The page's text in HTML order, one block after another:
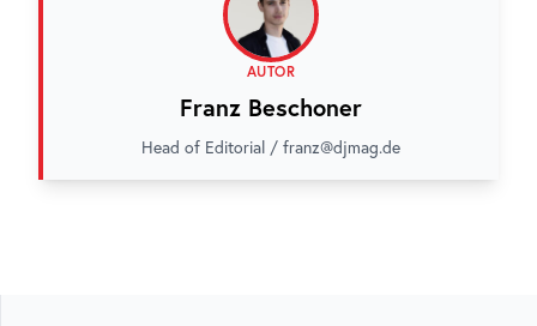
AUTOR
Franz Beschoner
Head of Editorial / franz@djmag.de